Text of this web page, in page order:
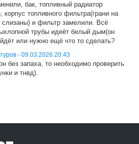
бак, топливный радиатор
топливного фильтра(грани на
и фильтр замелили. Всё
трубы идеёт белый дым(он
или нужно ещё что то сделать?
- 09.03.2026 20:43
без запаха, то необходимо проверить
и тнвд).